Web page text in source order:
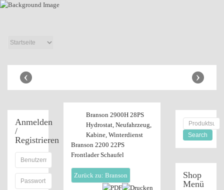
Shop
›
‹
Branson 2900H 28PS
Hydrostat, Neufahrzeug,
Kabine, Winterdienst
Branson 2200 22PS
Frontlader Schaufel
Zurück zu: Branson
Anmelden
/
Registrieren
Shop
Menü